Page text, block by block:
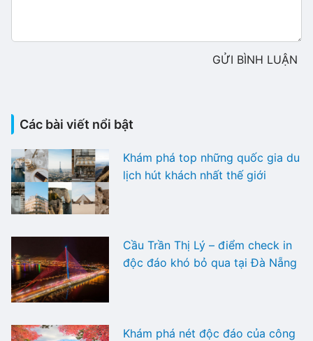
GỬI BÌNH LUẬN
Các bài viết nổi bật
Khám phá top những quốc gia du
lịch hút khách nhất thế giới
Cầu Trần Thị Lý – điểm check in
độc đáo khó bỏ qua tại Đà Nẵng
Khám phá nét độc đáo của công